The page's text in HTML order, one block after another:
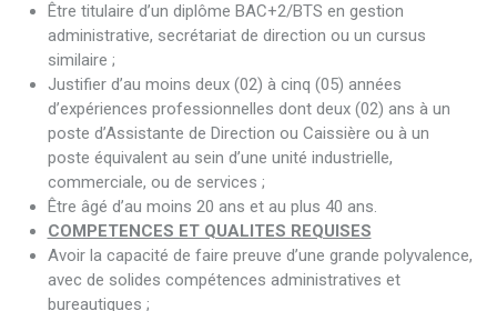
Être titulaire d’un diplôme BAC+2/BTS en gestion
administrative, secrétariat de direction ou un cursus
similaire ;
Justifier d’au moins deux (02) à cinq (05) années
d’expériences professionnelles dont deux (02) ans à un
poste d’Assistante de Direction ou Caissière ou à un
poste équivalent au sein d’une unité industrielle,
commerciale, ou de services ;
Être âgé d’au moins 20 ans et au plus 40 ans.
COMPETENCES ET QUALITES REQUISES
Avoir la capacité de faire preuve d’une grande polyvalence,
avec de solides compétences administratives et
bureautiques ;